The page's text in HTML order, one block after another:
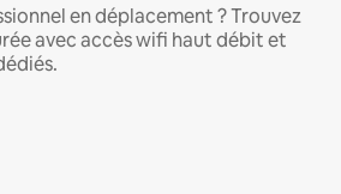
en déplacement ? Trouvez
avec accès wifi haut débit et